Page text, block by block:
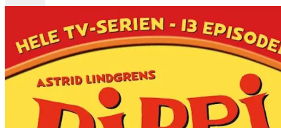
Pippi del 5 - Pippi På Ballongferd
Pippi del 5 - Pippi På Ballongferd
Film
Forfatter:
Leverandør:
Norgesfilm AS
Sterkere enn Tarzan. Morsommere enn en fødselsdag, og med
er lest og elsket over hele verden. Her er de originale filmatiseringene